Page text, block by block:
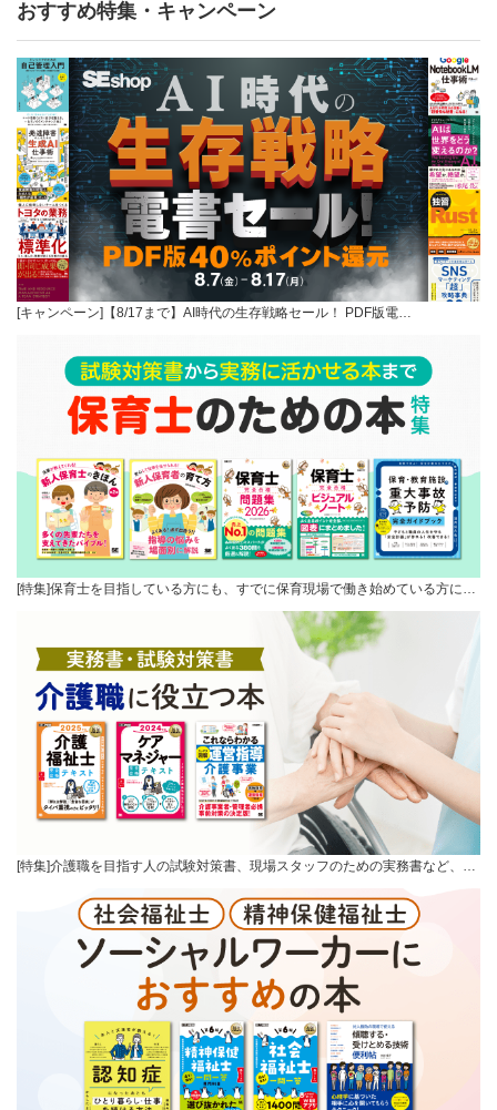
おすすめ特集・キャンペーン
[キャンペーン]【8/17まで】AI時代の生存戦略セール！ PDF版電…
[特集]保育士を目指している方にも、すでに保育現場で働き始めている方に…
[特集]介護職を目指す人の試験対策書、現場スタッフのための実務書など、…